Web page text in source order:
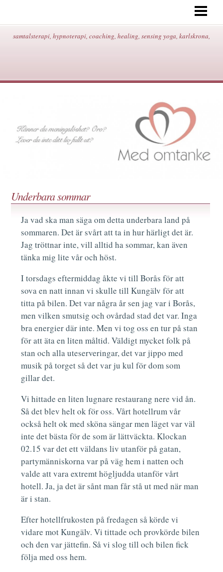
OM MIG/KONTAKT/ADRESS/
SENSING YOGA
samtalsterapi, hypnoterapi, coaching, healing, sensing yoga, karlskrona,
Underbara sommar
Ja vad ska man säga om detta underbara land på
sommaren. Det är svårt att ta in hur härligt det är.
Jag tröttnar inte, vill alltid ha sommar, kan även
tänka mig lite vår och höst.
I torsdags eftermiddag åkte vi till Borås för att
sova en natt innan vi skulle till Kungälv för att
titta på bilen. Det var några år sen jag var i Borås,
men vilken smutsig och ovårdad stad det var. Inga
bra energier där inte. Men vi tog oss en tur på stan
för att äta en liten måltid. Väldigt mycket folk på
stan och alla uteserveringar, det var jippo med
musik på torget så det var ju kul för dom som
gillar det.
Vi hittade en liten lugnare restaurang nere vid ån.
Så det blev helt ok för oss. Vårt hotellrum vår
också helt ok med sköna sängar men läget var väl
inte det bästa för de som är lättväckta. Klockan
02.15 var det ett väldans liv utanför på gatan,
partymänniskorna var på väg hem i natten och
valde att vara extremt högljudda utanför vårt
hotell. Ja, ja det är sånt man får stå ut med när man
är i stan.
Efter hotellfrukosten på fredagen så körde vi
vidare mot Kungälv. Vi tittade och provkörde bilen
och den var jättefin. Så vi slog till och bilen fick
följa med oss hem.